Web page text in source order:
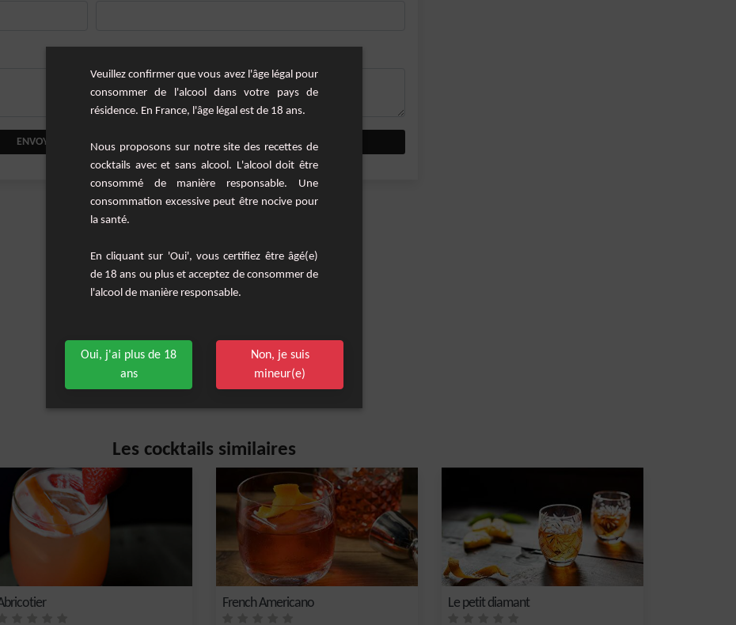
ENVOYER VOTRE COMMENTAIRE
Les cocktails similaires
French Americano Le petit diamant
Veuillez confirmer que vous avez l'âge légal pour
consommer de l'alcool dans votre pays de
résidence. En France, l'âge légal est de 18 ans.
Nous proposons sur notre site des recettes de
cocktails avec et sans alcool. L'alcool doit être
consommé de manière responsable. Une
consommation excessive peut être nocive pour
la santé.
En cliquant sur 'Oui', vous certifiez être âgé(e)
de 18 ans ou plus et acceptez de consommer de
l'alcool de manière responsable.
Oui, j'ai plus de 18
ans
Non, je suis
mineur(e)